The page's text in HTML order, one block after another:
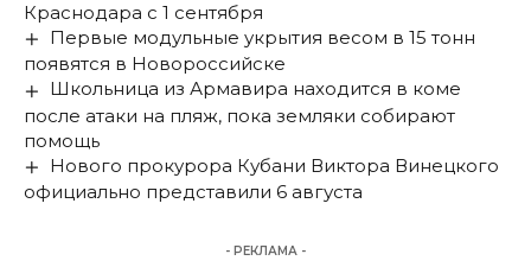
Краснодара с 1 сентября
Первые модульные укрытия весом в 15 тонн
появятся в Новороссийске
Школьница из Армавира находится в коме
после атаки на пляж, пока земляки собирают
помощь
Нового прокурора Кубани Виктора Винецкого
официально представили 6 августа
- РЕКЛАМА -